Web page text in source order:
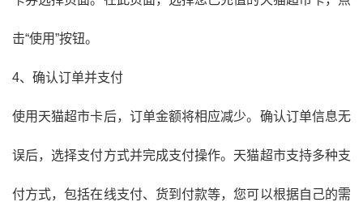
击“使用”按钮。
4、确认订单并支付
使用天猫超市卡后，订单金额将相应减少。确认订单信息无
误后，选择支付方式并完成支付操作。天猫超市支持多种支
付方式，包括在线支付、货到付款等，您可以根据自己的需